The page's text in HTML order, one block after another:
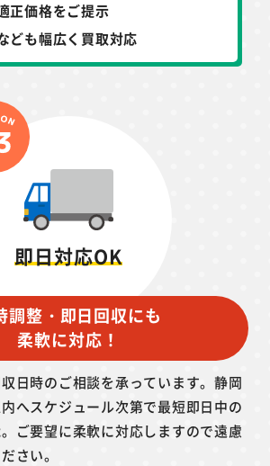
正価格をご提示
ども幅広く買取対応
即日対応OK
調整・即日回収にも
柔軟に対応！
日時のご相談を承っています。静岡
へスケジュール次第で最短即日中の
ご要望に柔軟に対応しますので遠慮
さい。